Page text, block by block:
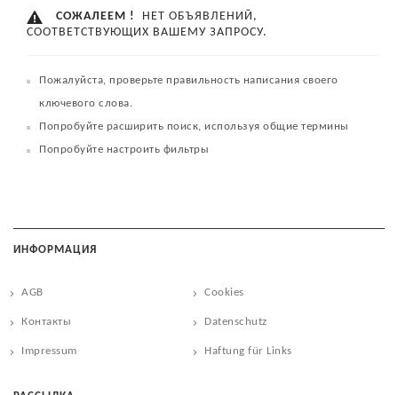
СОЖАЛЕЕМ !
НЕТ ОБЪЯВЛЕНИЙ,
СООТВЕТСТВУЮЩИХ ВАШЕМУ ЗАПРОСУ.
Пожалуйста, проверьте правильность написания своего
ключевого слова.
Попробуйте расширить поиск, используя общие термины
Попробуйте настроить фильтры
ИНФОРМАЦИЯ
AGB Cookies
Контакты Datenschutz
Impressum Haftung für Links